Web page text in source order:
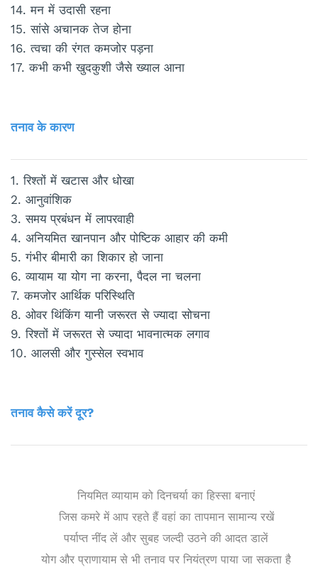
14. मन में उदासी रहना
15. सांसे अचानक तेज होना
16. त्वचा की रंगत कमजोर पड़ना
17. कभी कभी खुदकुशी जैसे ख्याल आना
तनाव के कारण
1. रिश्तों में खटास और धोखा
2. आनुवांशिक
3. समय प्रबंधन में लापरवाही
4. अनियमित खानपान और पोष्टिक आहार की कमी
5. गंभीर बीमारी का शिकार हो जाना
6. व्यायाम या योग ना करना, पैदल ना चलना
7. कमजोर आर्थिक परिस्थिति
8. ओवर थिंकिंग यानी जरूरत से ज्यादा सोचना
9. रिश्तों में जरूरत से ज्यादा भावनात्मक लगाव
10. आलसी और गुस्सेल स्वभाव
तनाव कैसे करें दूर?
नियमित व्यायाम को दिनचर्या का हिस्सा बनाएं
जिस कमरे में आप रहते हैं वहां का तापमान सामान्य रखें
पर्याप्त नींद लें और सुबह जल्दी उठने की आदत डालें
योग और प्राणायाम से भी तनाव पर नियंत्रण पाया जा सकता है